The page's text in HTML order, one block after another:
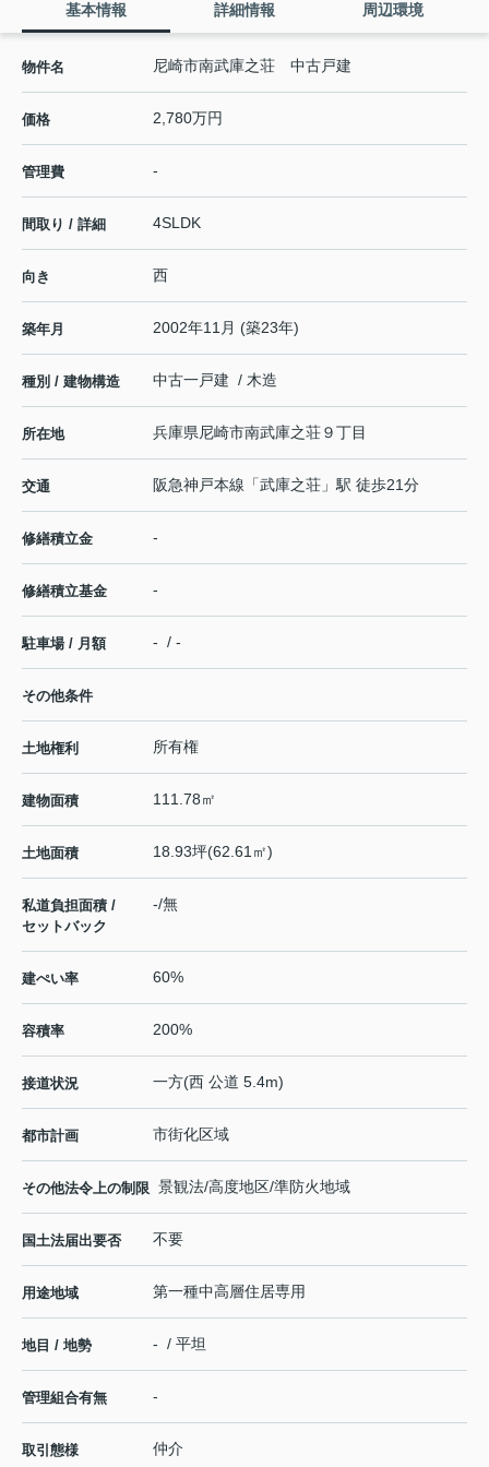
基本情報 詳細情報 周辺環境
物件名 尼崎市南武庫之荘 中古戸建
価格 2,780万円
管理費 -
間取り / 詳細 4SLDK
向き 西
築年月 2002年11月 (築23年)
種別 / 建物構造 中古一戸建 / 木造
所在地 兵庫県尼崎市南武庫之荘９丁目
交通 阪急神戸本線 「武庫之荘 」駅 徒歩21分
修繕積立金 -
修繕積立基金 -
駐車場 / 月額 - / -
その他条件
土地権利 所有権
建物面積 111.78㎡
土地面積 18.93坪(62.61㎡)
私道負担面積 /
セットバック
-/無
建ぺい率 60%
容積率 200%
接道状況 一方(西 公道 5.4m)
都市計画 市街化区域
その他法令上の制限 景観法/高度地区/準防火地域
国土法届出要否 不要
用途地域 第一種中高層住居専用
地目 / 地勢 - / 平坦
管理組合有無 -
取引態様 仲介